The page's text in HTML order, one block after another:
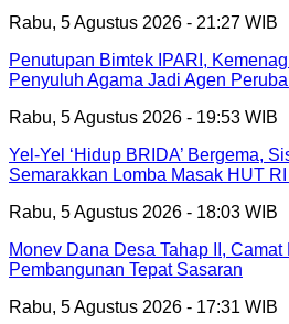
Rabu, 5 Agustus 2026 - 21:27 WIB
Penutupan Bimtek IPARI,
Penyuluh Agama Jadi Agen
Rabu, 5 Agustus 2026 - 19:53 WIB
Yel-Yel ‘Hidup BRIDA’ Bergema,
Semarakkan Lomba Masak HUT
Rabu, 5 Agustus 2026 - 18:03 WIB
Monev Dana Desa Tahap II,
Pembangunan Tepat Sasaran
Rabu, 5 Agustus 2026 - 17:31 WIB